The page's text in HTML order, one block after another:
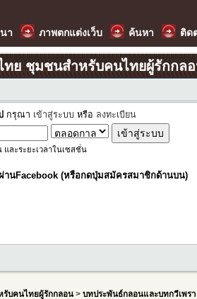
า ภาพตกแต่งเว็บ ค้นหา ติด
ย ชุมชนสำหรับคนไทยผู้รักกล
กรุณา เข้าสู่ระบบ หรือ ลงทะเบียน
ละระยะเวลาในเซสชั่น
านFacebook (หรือกดปุ่มสมัครสมาชิกด้านบน)
บคนไทยผู้รักกลอน> บทประพันธ์กลอนและบทกวีเพรา